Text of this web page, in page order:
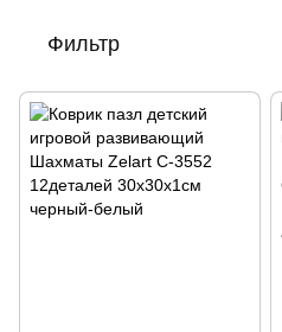
Фильтр